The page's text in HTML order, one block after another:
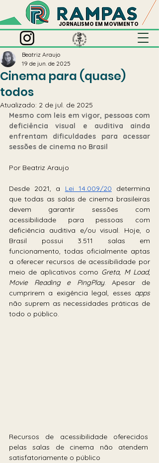
JORNALISMO EM MOVIMENTO
Cinema para (quase)
todos
Beatriz Araujo
19 de jun. de 2025
Atualizado: 2 de jul. de 2025
Mesmo com leis em vigor, pessoas com
deficiência visual e auditiva ainda
enfrentam dificuldades para acessar
sessões de cinema no Brasil
Por Beatriz Araujo
Desde 2021, a Lei 14.009/20 determina
que todas as salas de cinema brasileiras
devem garantir sessões com
acessibilidade para pessoas com
deficiência auditiva e/ou visual. Hoje, o
Brasil possui 3.511 salas em
funcionamento, todas oficialmente aptas
a oferecer recursos de acessibilidade por
meio de aplicativos como Greta, M Load,
Movie Reading e PingPlay. Apesar de
cumprirem a exigência legal, esses
apps
não suprem as necessidades práticas de
todo o público.
Recursos de acessibilidade oferecidos
pelas salas de cinema não atendem
satisfatoriamente o público